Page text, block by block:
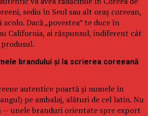
sediu în Seul sau alt oraș coreean,
Dacă „povestea” te duce în
California, ai răspunsul, indiferent cât
produsul.
brandului și la scrierea coreeană
autentice poartă și numele în
pe ambalaj, alături de cel latin. Nu
— unele branduri orientate spre export